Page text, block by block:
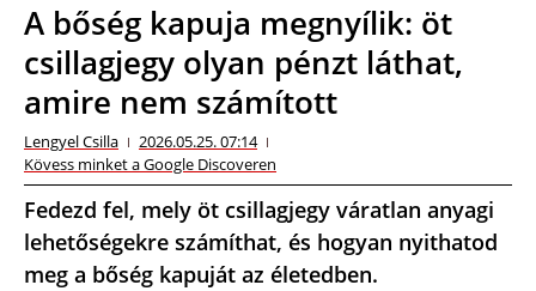
A bőség kapuja megnyílik: öt
csillagjegy olyan pénzt láthat,
amire nem számított
Lengyel Csilla
2026.05.25. 07:14
Kövess minket a Google Discoveren
Fedezd fel, mely öt csillagjegy váratlan anyagi
lehetőségekre számíthat, és hogyan nyithatod
meg a bőség kapuját az életedben.